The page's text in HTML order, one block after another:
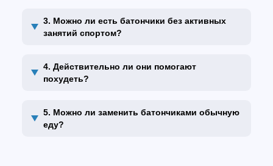
3. Можно ли есть батончики без активных
занятий спортом?
4. Действительно ли они помогают
похудеть?
5. Можно ли заменить батончиками обычную
еду?